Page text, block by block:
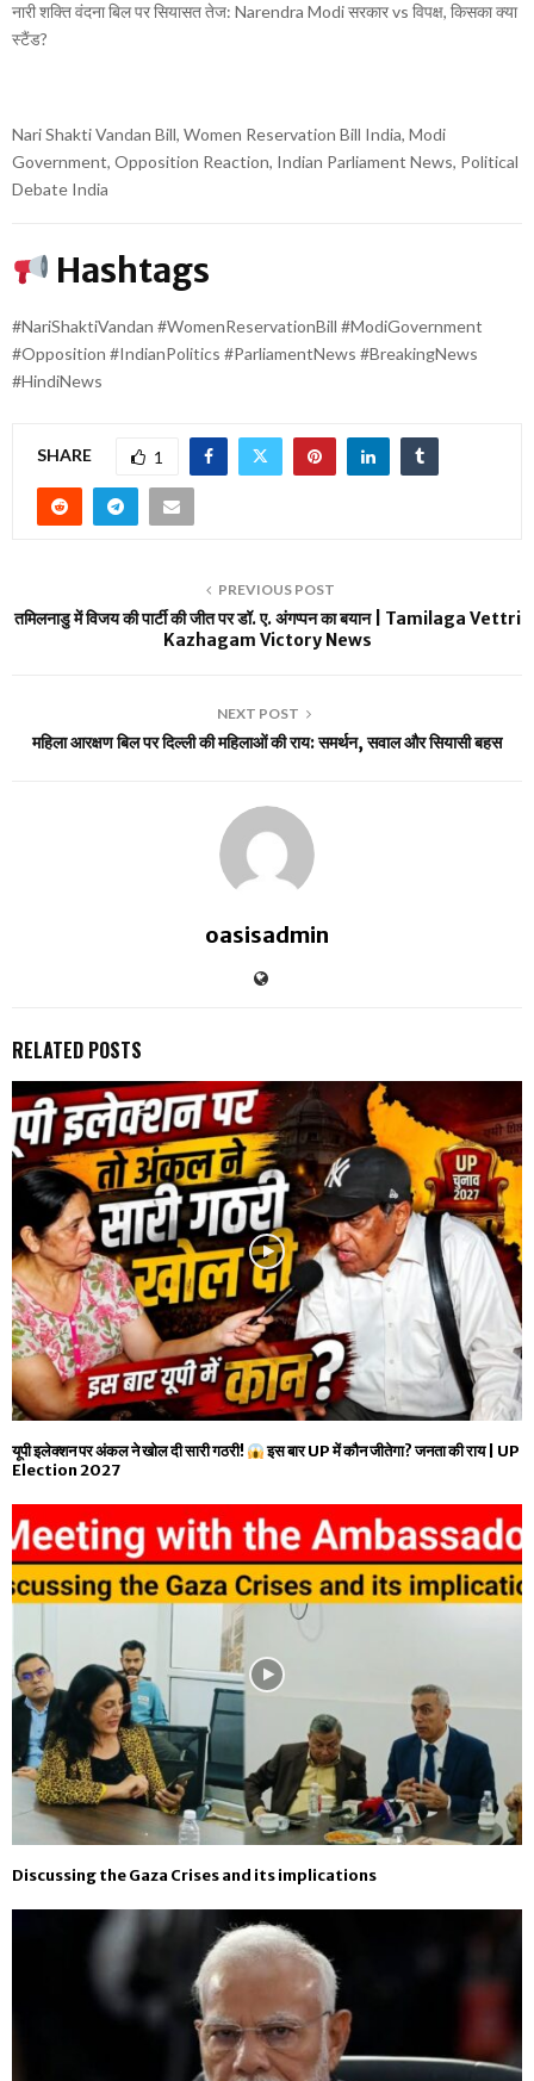
नारी शक्ति वंदना बिल पर सियासत तेज: Narendra Modiसरकार vs विपक्ष, किसका क्या
स्टैंड?
Nari Shakti Vandan Bill, Women Reservation Bill India, Modi
Government, Opposition Reaction, Indian Parliament News, Political
Debate India
Hashtags
#NariShaktiVandan #WomenReservationBill #ModiGovernment
#Opposition #IndianPolitics #ParliamentNews #BreakingNews
#HindiNews
SHARE 1
PREVIOUS POST
तमिलनाडु में विजय की पार्टी की जीत पर डॉ. ए. अंगप्पन का बयान | Tamilaga Vettri
Kazhagam Victory News
NEXT POST
महिला आरक्षण बिल पर दिल्ली की महिलाओं की राय: समर्थन, सवाल और सियासी बहस
oasisadmin
RELATED POSTS
यूपी इलेक्शन पर अंकल ने खोल दी सारी गठरी!
इस बार UP में कौन जीतेगा? जनता की राय | UP
Election 2027
Discussing the Gaza Crises and its implications